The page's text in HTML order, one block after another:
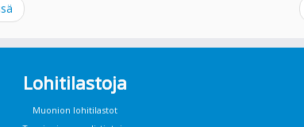
Lohitilastoja
Muonion lohitilastot